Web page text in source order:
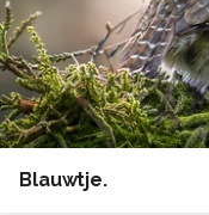
Blauwtje.